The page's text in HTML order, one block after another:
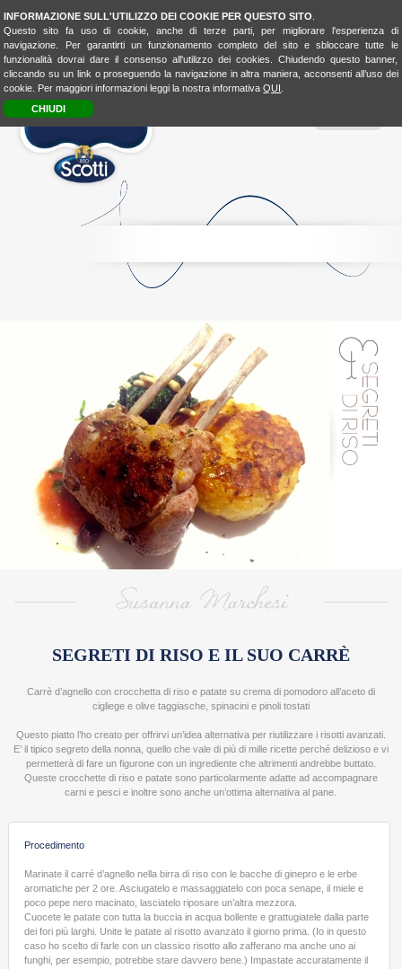
INFORMAZIONE SULL'UTILIZZO DEI COOKIE PER QUESTO SITO
Questo sito fa uso di cookie, anche di terze parti, per migliorare l'esperienza di
navigazione. Per garantirti un funzionamento completo del sito e sbloccare tutte le
funzionalità dovrai dare il consenso all'utilizzo dei cookies. Chiudendo questo banner,
cliccando su un link o proseguendo la navigazione in altra maniera, acconsenti all’uso dei
cookie. Per maggiori informazioni leggi la nostra informativaQUI
CHIUDI
4FASHION
RICE4KIDSBIO
EXPERIENCE
CUCINAUNISCEIPOPOLI
ESHOP
RICEDESIGNERS >
ANNA MARCONI
ROBERTA RESTELLI
SUSANNA MARCHESI
MARIANNA FRANCHI
NICOL PINI
LAURA ADANI
SEGRETI DI RISO E IL SUO CARRÈ
Carrè d’agnello con crocchetta di riso e patate su crema di pomodoro all’aceto di
cigliege e olive taggiasche, spinacini e pinoli tostati
Questo piatto l’ho creato per offrirvi un’idea alternativa per riutilizzare i risotti avanzati.
E’ il tipico segreto della nonna, quello che vale di più di mille ricette perché delizioso e vi
permetterà di fare un figurone con un ingrediente che altrimenti andrebbe buttato.
Queste crocchette di riso e patate sono particolarmente adatte ad accompagnare
carni e pesci e inoltre sono anche un’ottima alternativa al pane.
Procedimento
Marinate il carré d’agnello nella birra di riso con le bacche di ginepro e le erbe
aromatiche per 2 ore. Asciugatelo e massaggiatelo con poca senape, il miele e
poco pepe nero macinato, lasciatelo riposare un’altra mezzora.
Cuocete le patate con tutta la buccia in acqua bollente e grattugiatele dalla parte
dei fori più larghi. Unite le patate al risotto avanzato il giorno prima. (Io in questo
caso ho scelto di farle con un classico risotto allo zafferano ma anche uno ai
funghi, per esempio, potrebbe stare davvero bene.) Impastate accuratamente il